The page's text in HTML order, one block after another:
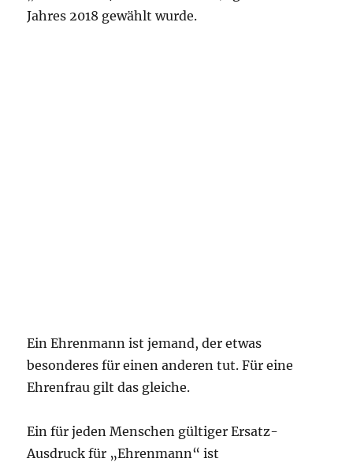
Jahres 2018 gewählt wurde.
Ein Ehrenmann ist jemand, der etwas
besonderes für einen anderen tut. Für eine
Ehrenfrau gilt das gleiche.
Ein für jeden Menschen gültiger Ersatz-
Ausdruck für „Ehrenmann“ ist